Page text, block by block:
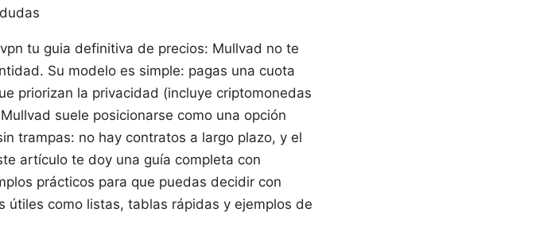
tu guia definitiva de precios: Mullvad no te
Su modelo es simple: pagas una cuota
priorizan la privacidad (incluye criptomonedas
suele posicionarse como una opción
trampas: no hay contratos a largo plazo, y el
artículo te doy una guía completa con
prácticos para que puedas decidir con
como listas, tablas rápidas y ejemplos de